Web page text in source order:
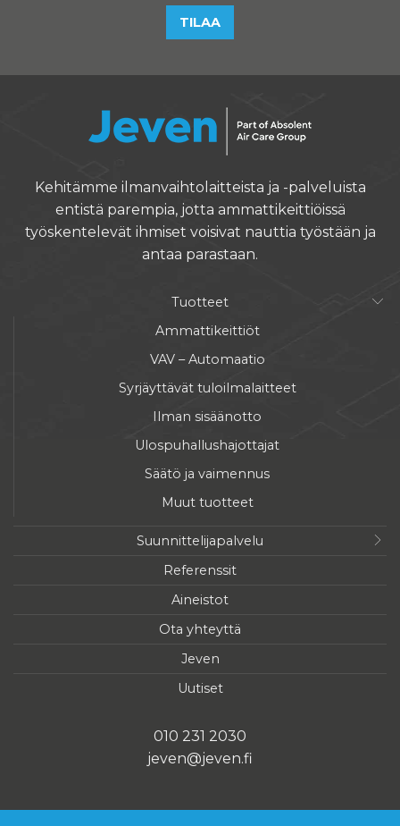
TILAA
Kehitämme ilmanvaihtolaitteista ja -palveluista
entistä parempia, jotta ammattikeittiöissä
työskentelevät ihmiset voisivat nauttia työstään ja
antaa parastaan.
Tuotteet
Ammattikeittiöt
VAV – Automaatio
Syrjäyttävät tuloilmalaitteet
Ilman sisäänotto
Ulospuhallushajottajat
Säätö ja vaimennus
Muut tuotteet
Suunnittelijapalvelu
Referenssit
Aineistot
Ota yhteyttä
Jeven
Uutiset
010 231 2030
jeven@jeven.fi